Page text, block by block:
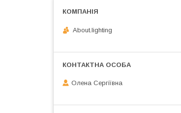
About.lighting
Олена Сергіївна